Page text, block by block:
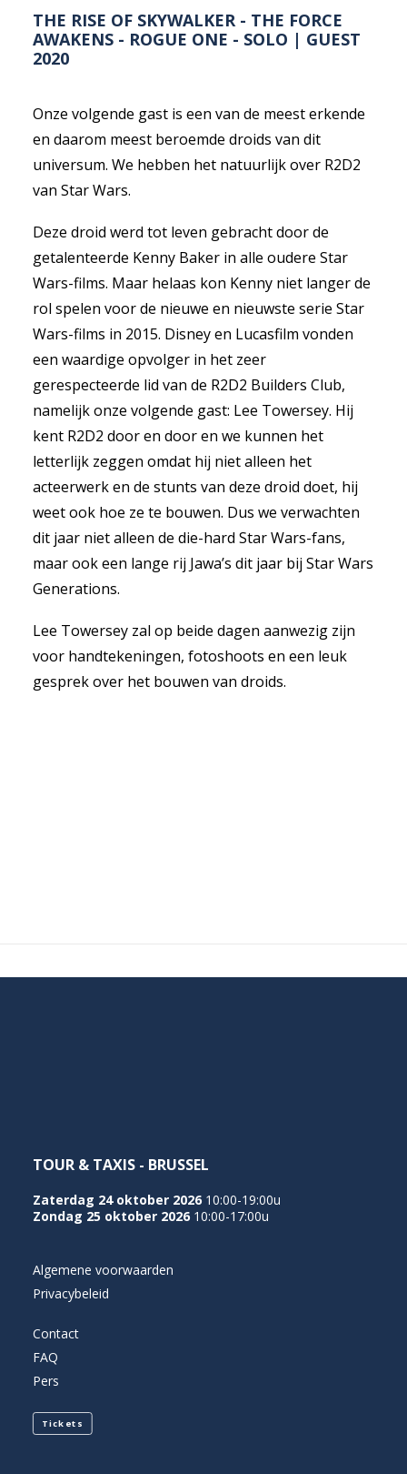
THE RISE OF SKYWALKER - THE FORCE
AWAKENS - ROGUE ONE - SOLO | GUEST
2020
Onze volgende gast is een van de meest erkende
en daarom meest beroemde droids van dit
universum. We hebben het natuurlijk over R2D2
van Star Wars.
Deze droid werd tot leven gebracht door de
getalenteerde Kenny Baker in alle oudere Star
Wars-films. Maar helaas kon Kenny niet langer de
rol spelen voor de nieuwe en nieuwste serie Star
Wars-films in 2015. Disney en Lucasfilm vonden
een waardige opvolger in het zeer
gerespecteerde lid van de R2D2 Builders Club,
namelijk onze volgende gast: Lee Towersey. Hij
kent R2D2 door en door en we kunnen het
letterlijk zeggen omdat hij niet alleen het
acteerwerk en de stunts van deze droid doet, hij
weet ook hoe ze te bouwen. Dus we verwachten
dit jaar niet alleen de die-hard Star Wars-fans,
maar ook een lange rij Jawa’s dit jaar bij Star Wars
Generations.
Lee Towersey zal op beide dagen aanwezig zijn
voor handtekeningen, fotoshoots en een leuk
gesprek over het bouwen van droids.
TOUR & TAXIS - BRUSSEL
Zaterdag 24 oktober 2026 10:00-19:00u
Zondag 25 oktober 2026 10:00-17:00u
Algemene voorwaarden
Privacybeleid
Contact
FAQ
Pers
Tickets